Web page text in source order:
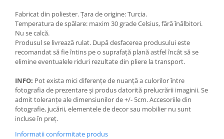
Fabricat din poliester. Țara de origine: Turcia.
Temperatura de spălare: maxim 30 grade Celsius, fără înălbitori.
Nu se calcă.
Produsul se livrează rulat. După desfacerea produsului este
recomandat să fie întins pe o suprafață plană astfel încât să se
elimine eventualele riduri rezultate din pliere la transport.
INFO: Pot exista mici diferențe de nuanță a culorilor între
fotografia de prezentare și produs datorită prelucrării imaginii. Se
admit toleranțe ale dimensiunilor de +/- 5cm. Accesoriile din
fotografie, jucării, elementele de decor sau mobilier nu sunt
incluse în preț.
Informatii conformitate produs